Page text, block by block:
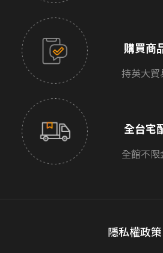
購買商
持英大貿
全台宅
全館不
隱私權政策